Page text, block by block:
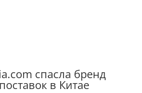
спасла бренд
в Китае